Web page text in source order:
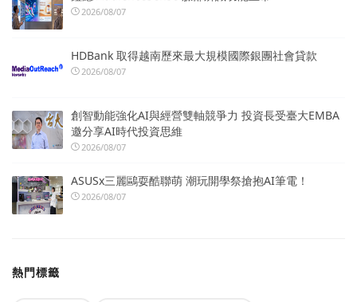
2026/08/07
HDBank 取得越南歷來最大規模國際銀團社會貸款
2026/08/07
創智動能強化AI與經營雙軸競爭力 投資長受臺大EMBA
邀分享AI時代投資思維
2026/08/07
ASUSx三麗鷗耍酷聯萌 潮玩開學祭搶抱AI筆電！
2026/08/07
熱門標籤